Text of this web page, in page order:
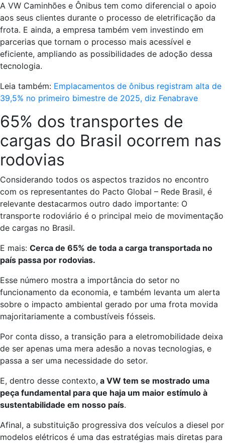
A VW Caminhões e Ônibus tem como diferencial o apoio
aos seus clientes durante o processo de eletrificação da
frota. E ainda, a empresa também vem investindo em
parcerias que tornam o processo mais acessível e
eficiente, ampliando as possibilidades de adoção dessa
tecnologia.
Leia também: Emplacamentos de ônibus registram alta de
39,5% no primeiro bimestre de 2025, diz Fenabrave
65% dos transportes de
cargas do Brasil ocorrem nas
rodovias
Considerando todos os aspectos trazidos no encontro
com os representantes do Pacto Global – Rede Brasil, é
relevante destacarmos outro dado importante: O
transporte rodoviário é o principal meio de movimentação
de cargas no Brasil.
E mais: Cerca de 65% de toda a carga transportada no
país passa por rodovias.
Esse número mostra a importância do setor no
funcionamento da economia, e também levanta um alerta
sobre o impacto ambiental gerado por uma frota movida
majoritariamente a combustíveis fósseis.
Por conta disso, a transição para a eletromobilidade deixa
de ser apenas uma mera adesão a novas tecnologias, e
passa a ser uma necessidade do setor.
E, dentro desse contexto, a VW tem se mostrado uma
peça fundamental para que haja um maior estímulo à
sustentabilidade em nosso país.
Afinal, a substituição progressiva dos veículos a diesel por
modelos elétricos é uma das estratégias mais diretas para